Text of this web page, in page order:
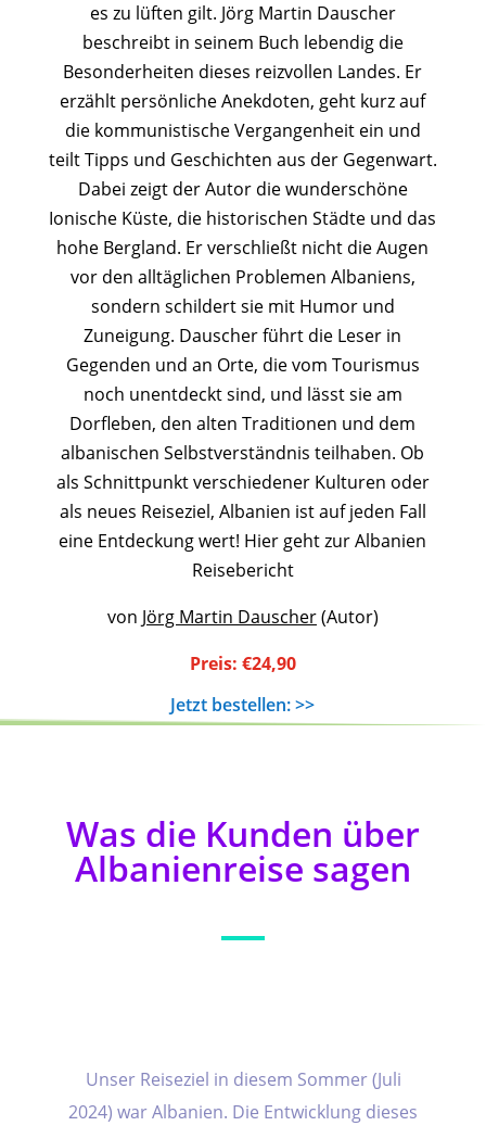
es zu lüften gilt. Jörg Martin Dauscher
beschreibt in seinem Buch lebendig die
Besonderheiten dieses reizvollen Landes. Er
erzählt persönliche Anekdoten, geht kurz auf
die kommunistische Vergangenheit ein und
teilt Tipps und Geschichten aus der Gegenwart.
Dabei zeigt der Autor die wunderschöne
Ionische Küste, die historischen Städte und das
hohe Bergland. Er verschließt nicht die Augen
vor den alltäglichen Problemen Albaniens,
sondern schildert sie mit Humor und
Zuneigung. Dauscher führt die Leser in
Gegenden und an Orte, die vom Tourismus
noch unentdeckt sind, und lässt sie am
Dorfleben, den alten Traditionen und dem
albanischen Selbstverständnis teilhaben. Ob
als Schnittpunkt verschiedener Kulturen oder
als neues Reiseziel, Albanien ist auf jeden Fall
eine Entdeckung wert! Hier geht zur Albanien
Reisebericht
von Jörg Martin Dauscher(Autor)
Preis: €24,90
Jetzt bestellen: >>
Was die Kunden über
Albanienreise sagen
Unser Reiseziel in diesem Sommer (Juli
2024) war Albanien. Die Entwicklung dieses